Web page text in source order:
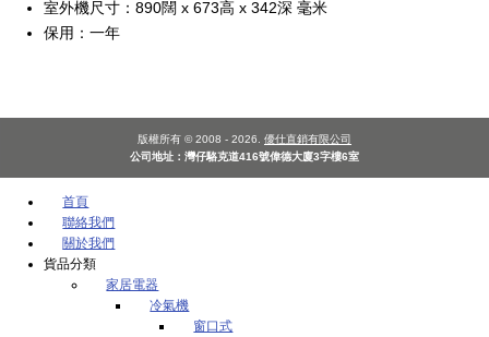
室外機尺寸：890闊 x 673高 x 342深 毫米
保用：一年
版權所有 © 2008 - 2026. 優仕直銷有限公司
公司地址：灣仔駱克道416號偉德大廈3字樓6室
首頁
聯絡我們
關於我們
貨品分類
家居電器
冷氣機
窗口式